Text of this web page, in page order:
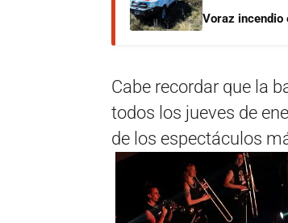
Voraz incendio
Cabe recordar que la
todos los jueves de
de los espectáculos